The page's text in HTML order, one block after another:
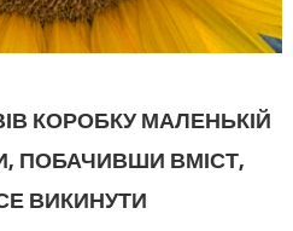
КОРОБКУ МАЛЕНЬКІЙ
ПОБАЧИВШИ ВМІСТ,
ВИКИНУТИ